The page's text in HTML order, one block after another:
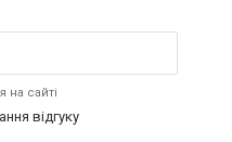
на сайті
відгуку